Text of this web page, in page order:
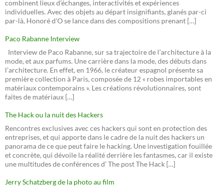
combinent lieux d’échanges, interactivités et expériences
individuelles. Avec des objets au départ insignifiants, glanés par-ci
par-là, Honoré d’O se lance dans des compositions prenant […]
Paco Rabanne Interview
Interview de Paco Rabanne, sur sa trajectoire de l’architecture à la
mode, et aux parfums. Une carrière dans la mode, des débuts dans
l’architecture. En effet, en 1966, le créateur espagnol présente sa
première collection à Paris, composée de 12 « robes importables en
matériaux contemporains ». Les créations révolutionnaires, sont
faites de matériaux […]
The Hack ou la nuit des Hackers
Rencontres exclusives avec ces hackers qui sont en protection des
entreprises, et qui apporte dans le cadre de la nuit des hackers un
panorama de ce que peut faire le hacking. Une investigation fouillée
et concrète, qui dévoile la réalité derrière les fantasmes, car il existe
une multitudes de conférences d’ The post The Hack […]
Jerry Schatzberg de la photo au film